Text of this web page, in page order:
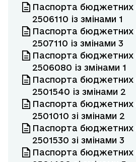
Паспорта бюджетних
2506110 із змінами 1
Паспорта бюджетних
2507110 із змінами 3
Паспорта бюджетних
2506080 із змінами 1
Паспорта бюджетних
2501540 із змінами 2
Паспорта бюджетних
2501010 зі змінами 2
Паспорта бюджетних
2501530 зі змінами 3
Паспорта бюджетних